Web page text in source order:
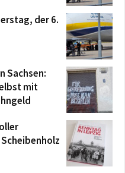
der 6.
Sachsen:
mit